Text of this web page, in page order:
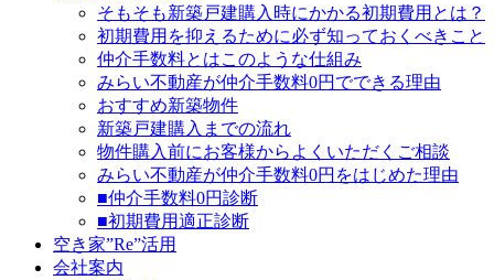
そもそも新築戸建購入時にかかる初期費用とは？
初期費用を抑えるために必ず知っておくべきこと
仲介手数料とはこのような仕組み
みらい不動産が仲介手数料0円でできる理由
おすすめ新築物件
新築戸建購入までの流れ
物件購入前にお客様からよくいただくご相談
みらい不動産が仲介手数料0円をはじめた理由
■仲介手数料0円診断
■初期費用適正診断
空き家”Re”活用
会社案内